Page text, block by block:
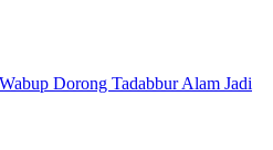
Dorong Tadabbur Alam Jadi